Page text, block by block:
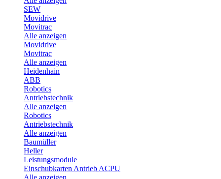
SEW
Movidrive
Movitrac
Alle anzeigen
Movidrive
Movitrac
Alle anzeigen
Heidenhain
ABB
Robotics
Antriebstechnik
Alle anzeigen
Robotics
Antriebstechnik
Alle anzeigen
Baumüller
Heller
Leistungsmodule
Einschubkarten Antrieb ACPU
Alle anzeigen